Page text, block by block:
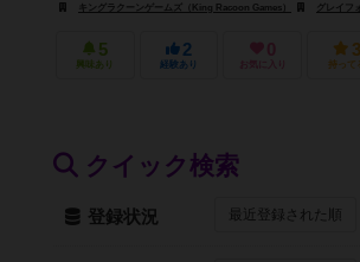
キングラクーンゲームズ（King Racoon Games）
グレイフォックスゲームズ（Grey
5
興味あり
2
経験あり
0
お気に入り
3
持って
クイック検索
登録状況 最近登録された順